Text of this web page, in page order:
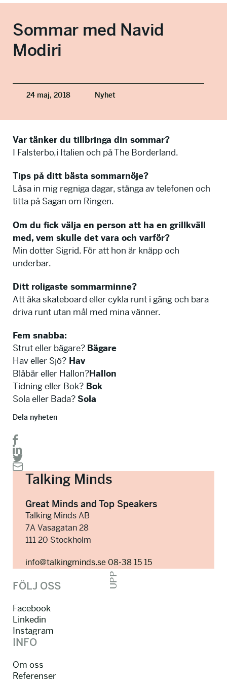
Sommar med Navid
Modiri
24 maj, 2018 Nyhet
Var tänker du tillbringa din sommar?
I Falsterbo,i Italien och på The Borderland.
Tips på ditt bästa sommarnöje?
Låsa in mig regniga dagar, stänga av telefonen och
titta på Sagan om Ringen.
Om du fick välja en person att ha en grillkväll
med, vem skulle det vara och varför?
Min dotter Sigrid. För att hon är knäpp och
underbar.
Ditt roligaste sommarminne?
Att åka skateboard eller cykla runt i gäng och bara
driva runt utan mål med mina vänner.
Fem snabba:
Strut eller bägare? Bägare
Hav eller Sjö? Hav
Blåbär eller Hallon?Hallon
Tidning eller Bok? Bok
Sola eller Bada? Sola
Dela nyheten
Talking Minds
Great Minds and Top Speakers
Talking Minds AB
7A Vasagatan 28
111 20 Stockholm
info@talkingminds.se 08-38 15 15
UPP
FÖLJ OSS
Facebook
Linkedin
Instagram
INFO
Om oss
Referenser